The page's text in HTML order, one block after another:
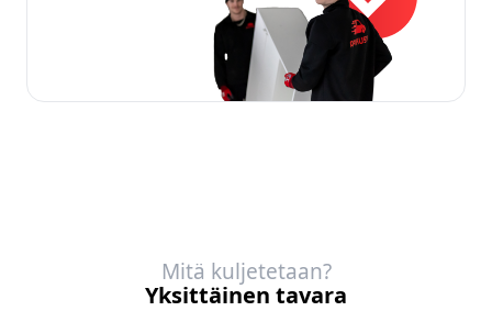
Mitä kuljetetaan?
Yksittäinen tavara